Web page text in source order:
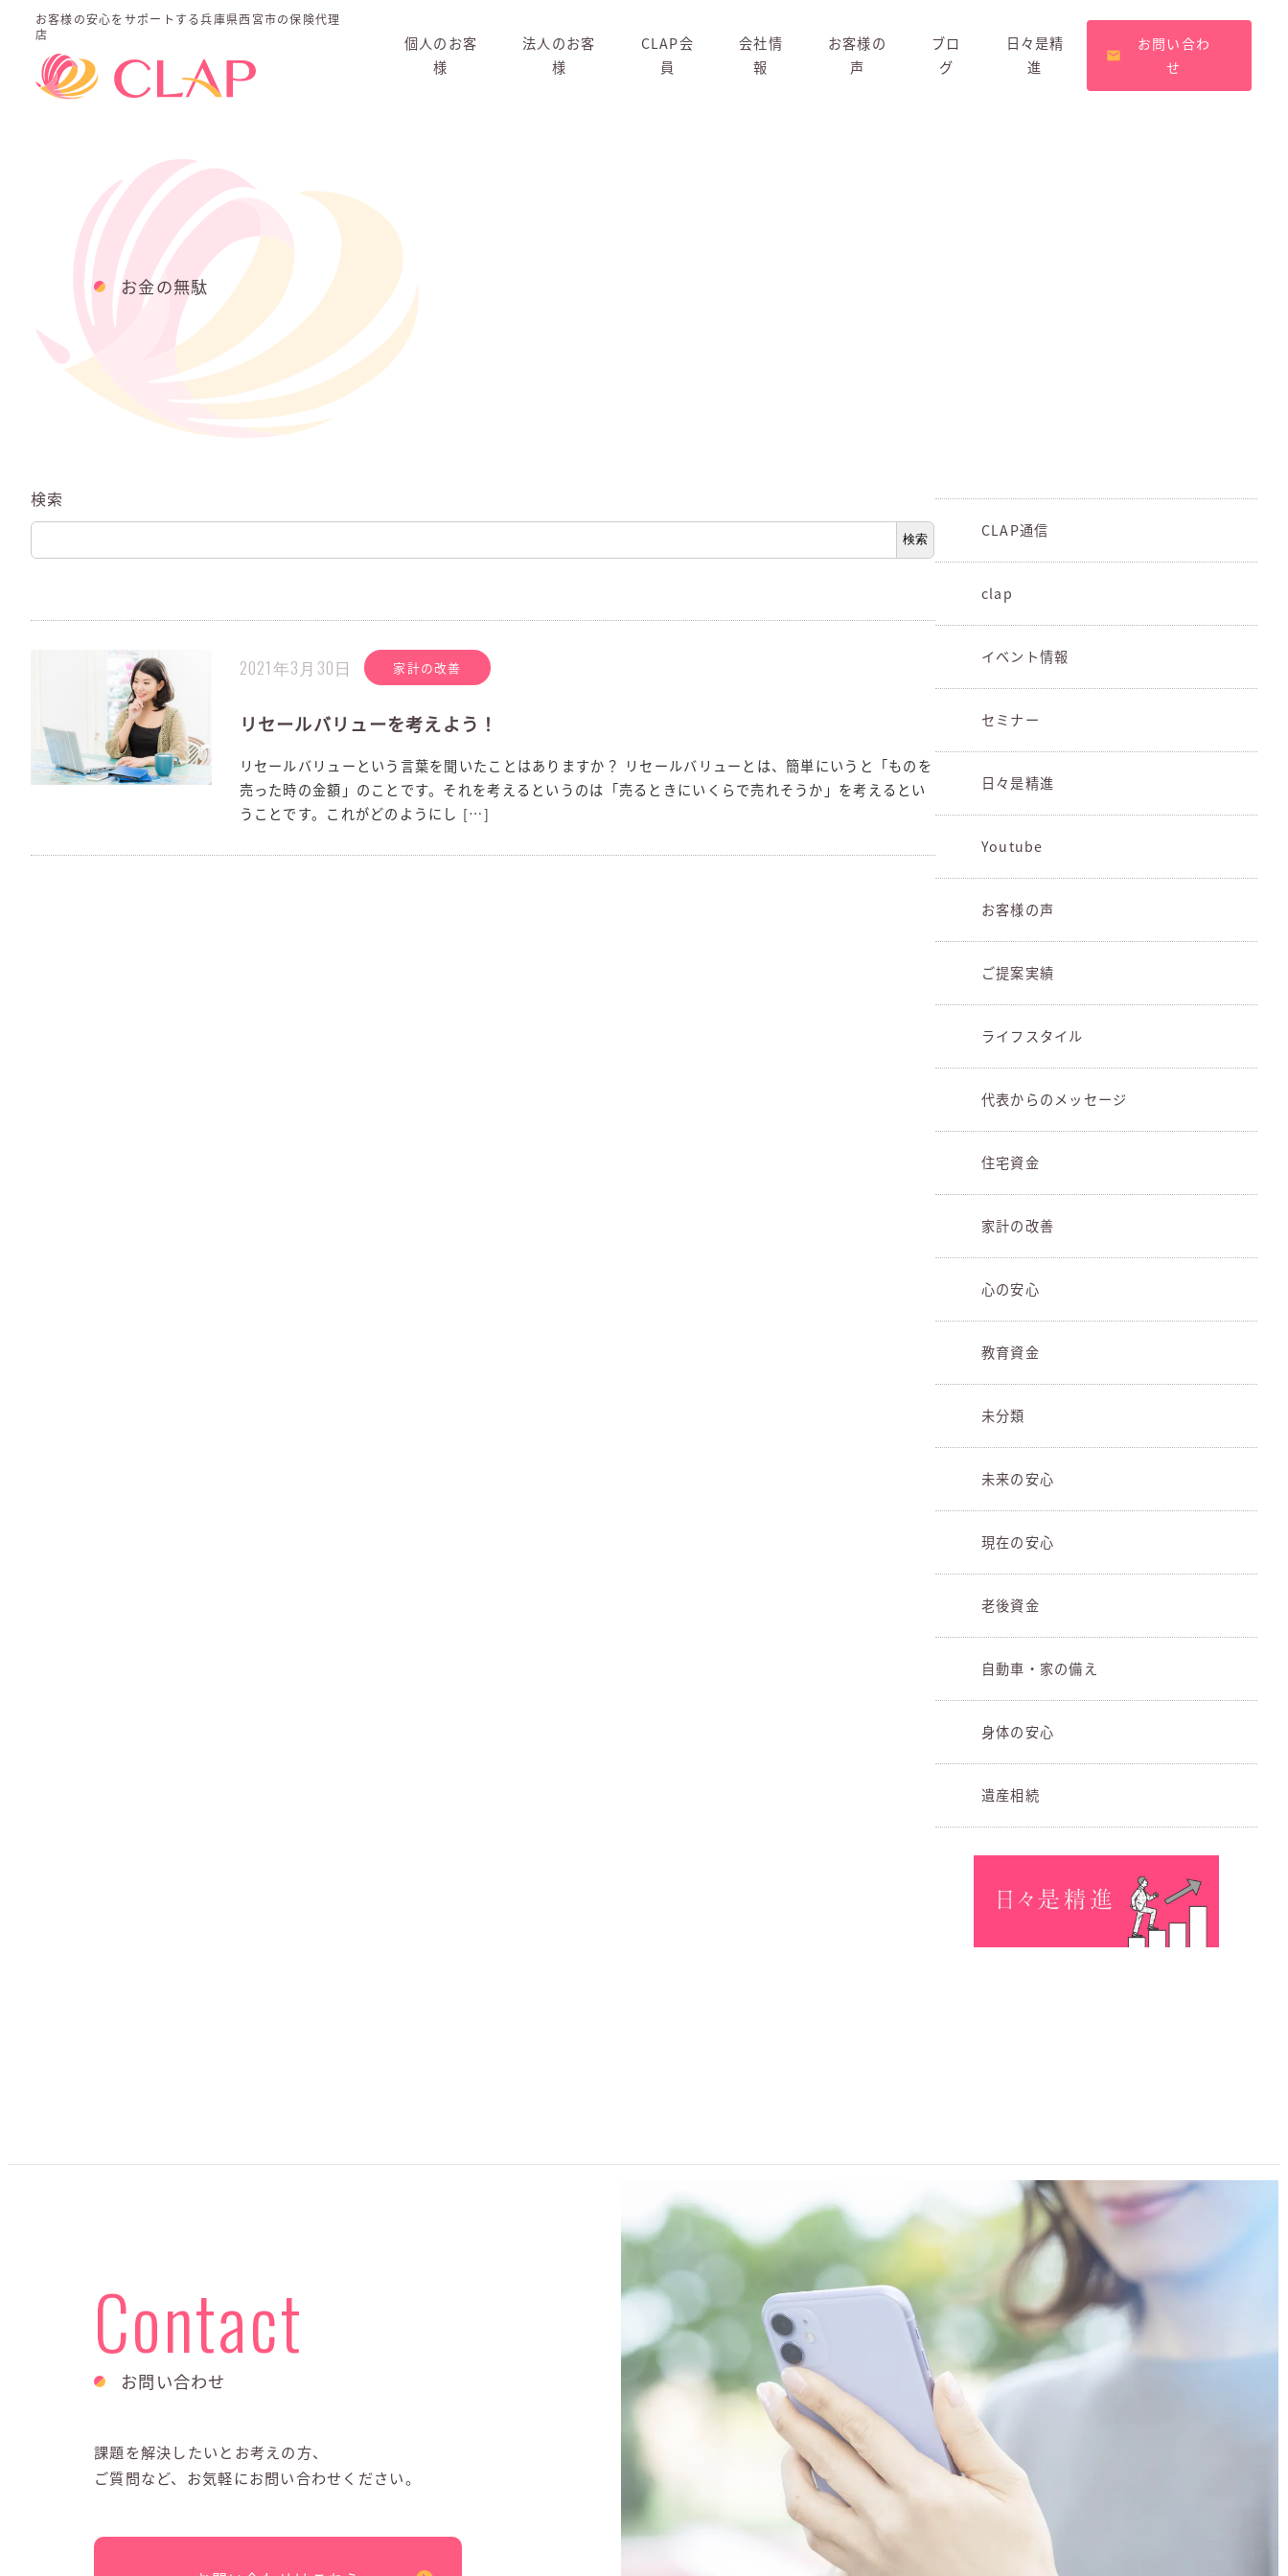
お客様の安心をサポートする兵庫県西宮市の保険代理
店
個人のお客
様
法人のお客
様
CLAP会
員
会社情
報
お客様の
声
ブロ
グ
日々是精
進
お問い合わ
せ
お金の無駄
検索
検索
リセールバリューを考えよう！
リセールバリューという言葉を聞いたことはありますか？ リセールバリューとは、簡単にいうと「ものを
売った時の金額」のことです。それを考えるというのは「売るときにいくらで売れそうか」を考えるとい
うことです。これがどのようにし […]
2021年3月30日 家計の改善
CLAP通信
clap
イベント情報
セミナー
日々是精進
Youtube
お客様の声
ご提案実績
ライフスタイル
代表からのメッセージ
住宅資金
家計の改善
心の安心
教育資金
未分類
未来の安心
現在の安心
老後資金
自動車・家の備え
身体の安心
遺産相続
Contact
お問い合わせ
課題を解決したいとお考えの方、
ご質問など、お気軽にお問い合わせください。